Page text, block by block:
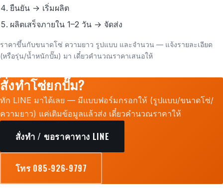
ยืนยัน → เริ่มผลิต
ผลิตเสร็จภายใน 1–2 วัน → จัดส่ง
ราคาขึ้นกับขนาดโซ่ ความยาว รูปแบบ และจำนวน — แจ้งรายละเอียด
(หรือรุ่น/น้ำหนักปั๊ม) มา เดี๋ยวคำนวณราคาเสนอให้
สั่งทำโซ่ยกปั๊ม?
ทัก LINE มาได้เลย — มีแบบฟอร์มกรอกให้ (รูปแบบ/ขนาดโซ่/
ความยาว) แค่เติมข้อมูลแล้วส่ง เดี๋ยวคำนวณราคาให้
สั่งทำ / ขอราคาทาง LINE
โทร 085-926-9797